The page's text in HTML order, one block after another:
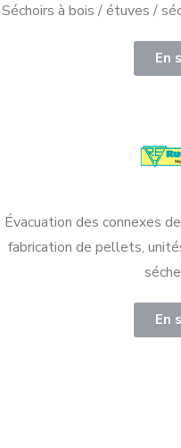
Séchoirs à bois / étuves /
En
Évacuation des connexes
fabrication de pellets,
En